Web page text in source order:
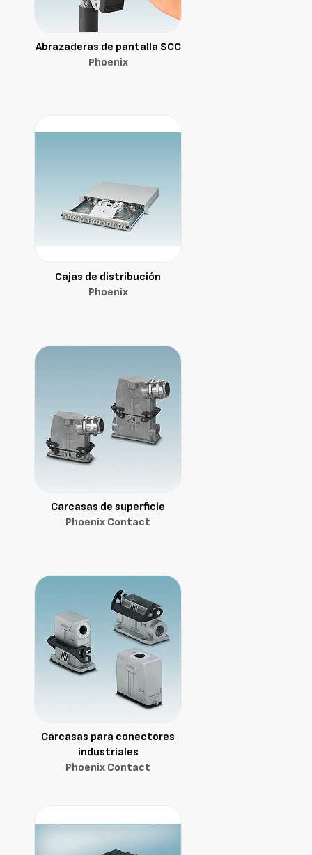
Abrazaderas de pantalla SCC
Phoenix
Cajas de distribución
Phoenix
Carcasas de superficie
Phoenix Contact
Carcasas para conectores
industriales
Phoenix Contact